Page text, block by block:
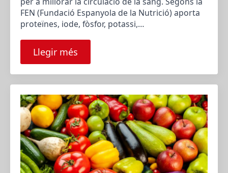
FEN (Fundació Espanyola de la Nutrició) aporta
proteïnes, iode, fòsfor, potassi,…
Llegir més